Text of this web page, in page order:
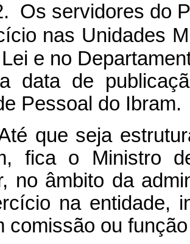
Os servidores do
nas Unidades
e no
data de
Pessoal do Ibram.
que seja
fica o Ministro
no âmbito da
na entidade,
comissão ou